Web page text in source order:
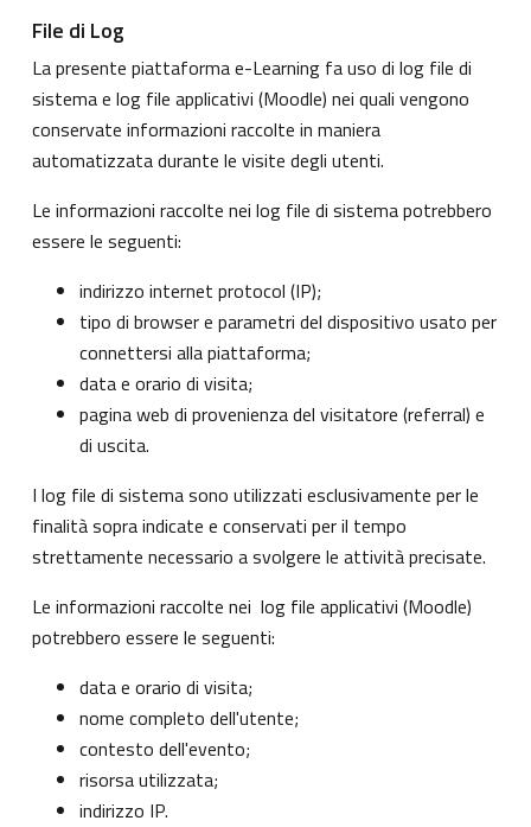
File di Log
La presente piattaforma e-Learning fa uso di log file di
sistema e log file applicativi (Moodle) nei quali vengono
conservate informazioni raccolte in maniera
automatizzata durante le visite degli utenti.
Le informazioni raccolte nei log file di sistema potrebbero
essere le seguenti:
indirizzo internet protocol (IP);
tipo di browser e parametri del dispositivo usato per
connettersi alla piattaforma;
data e orario di visita;
pagina web di provenienza del visitatore (referral) e
di uscita.
I log file di sistema sono utilizzati esclusivamente per le
finalità sopra indicate e conservati per il tempo
strettamente necessario a svolgere le attività precisate.
Le informazioni raccolte nei log file applicativi (Moodle)
potrebbero essere le seguenti:
data e orario di visita;
nome completo dell'utente;
contesto dell'evento;
risorsa utilizzata;
indirizzo IP.